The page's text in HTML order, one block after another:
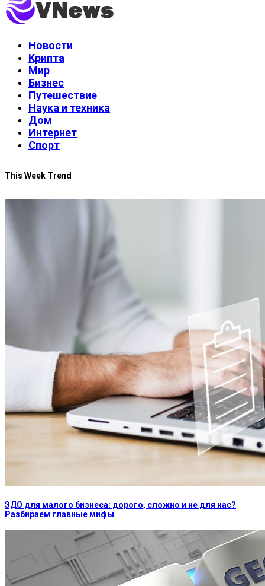
Новости
Крипта
Мир
Бизнес
Путешествие
Наука и техника
Дом
Интернет
Спорт
This Week Trend
ЭДО для малого бизнеса: дорого, сложно и не для нас?
Разбираем главные мифы